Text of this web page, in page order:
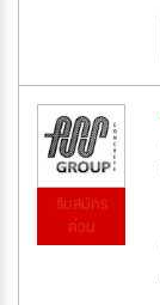
รับสมัคร
ด่วน